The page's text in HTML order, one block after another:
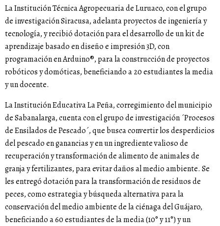
La Institución Técnica Agropecuaria de Luruaco, con el grupo
de investigación Siracusa, adelanta proyectos de ingeniería y
tecnología, y recibió dotación para el desarrollo de un kit de
aprendizaje basado en diseño e impresión 3D, con
programación en Arduino®️, para la construcción de proyectos
robóticos y domóticas, beneficiando a 20 estudiantes la media
y un docente.
La Institución Educativa La Peña, corregimiento del municipio
de Sabanalarga, cuenta con el grupo de investigación ´Procesos
de Ensilados de Pescado´, que busca convertir los desperdicios
del pescado en ganancias y en un ingrediente valioso de
recuperación y transformación de alimento de animales de
granja y fertilizantes, para evitar daños al medio ambiente. Se
les entregó dotación para la transformación de residuos de
peces, como estrategia y búsqueda alternativa para la
conservación del medio ambiente de la ciénaga del Guájaro,
beneficiando a 60 estudiantes de la media (10° y 11°) y un